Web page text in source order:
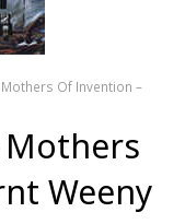
Of Invention ‎–
Mothers
Weeny